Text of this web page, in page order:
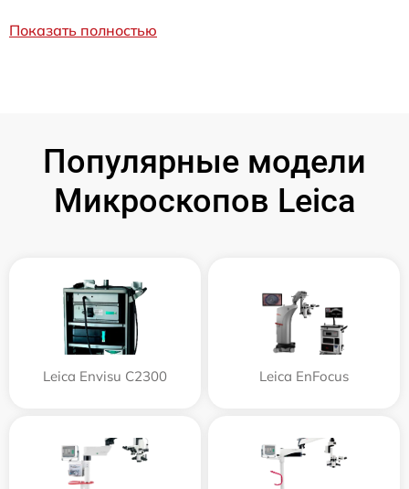
Показать полностью
Популярные модели
Микроскопов Leica
Leica Envisu C2300 Leica EnFocus